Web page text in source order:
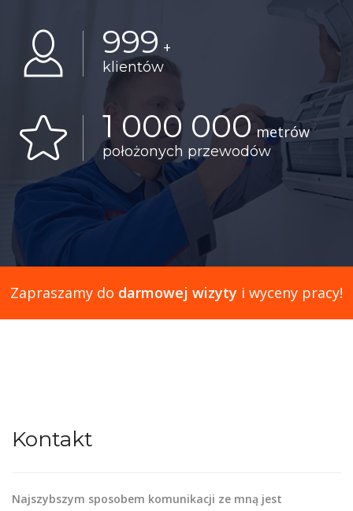
999 +
klientów
1 000 000 metrów
położonych przewodów
Zapraszamy do darmowej wizyty i wyceny pracy!
Kontakt
Najszybszym sposobem komunikacji ze mną jest